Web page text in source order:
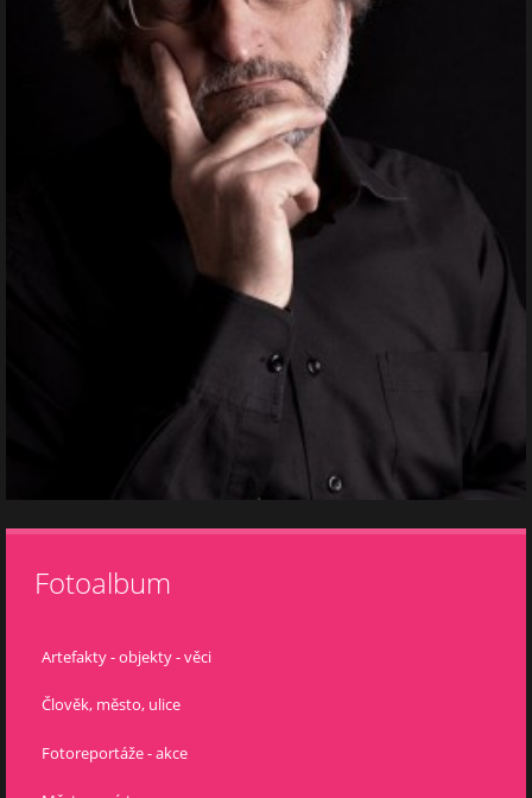
Fotoalbum
Artefakty - objekty - věci
Člověk, město, ulice
Fotoreportáže - akce